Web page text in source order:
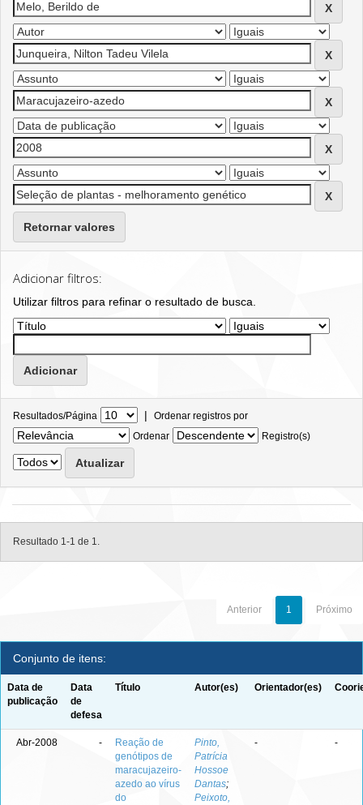
Retornar valores
Adicionar filtros:
Utilizar filtros para refinar o resultado de busca.
Resultados/Página | Ordenar registros por
Ordenar
Registro(s)
Resultado 1-1 de 1.
Anterior 1 Próximo
Conjunto de itens:
Data de
publicação
Data
de
defesa
Título Autor(es) Orientador(es)
Abr-2008 -
Reação de
genótipos de
maracujazeiro-
azedo ao vírus
do
Pinto,
Patrícia
Hossoe
Dantas;
Peixoto,
- -